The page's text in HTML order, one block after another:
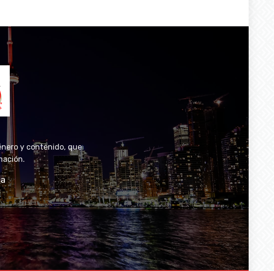
y contenido, que